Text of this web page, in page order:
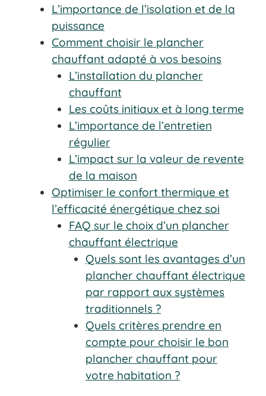
L’importance de l’isolation et de la
puissance
Comment choisir le plancher
chauffant adapté à vos besoins
L’installation du plancher
chauffant
Les coûts initiaux et à long terme
L’importance de l’entretien
régulier
L’impact sur la valeur de revente
de la maison
Optimiser le confort thermique et
l’efficacité énergétique chez soi
FAQ sur le choix d’un plancher
chauffant électrique
Quels sont les avantages d’un
plancher chauffant électrique
par rapport aux systèmes
traditionnels ?
Quels critères prendre en
compte pour choisir le bon
plancher chauffant pour
votre habitation ?